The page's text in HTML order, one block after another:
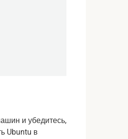
и убедитесь,
Ubuntu в